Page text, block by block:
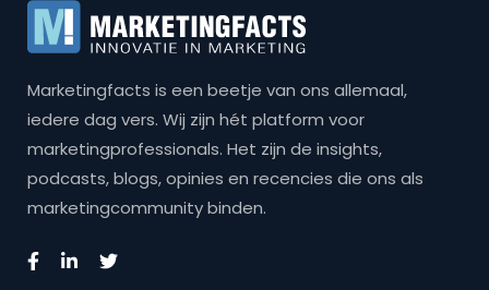
Marketingfacts is een beetje van ons allemaal,
iedere dag vers. Wij zijn hét platform voor
marketingprofessionals. Het zijn de insights,
podcasts, blogs, opinies en recencies die ons als
marketingcommunity binden.